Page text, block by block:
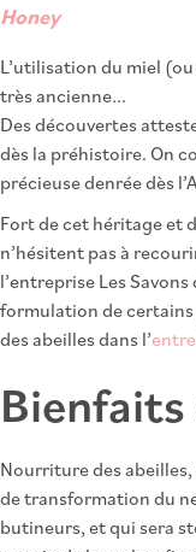
Honey
L’utilisation du miel (ou
très ancienne...
Des découvertes
dès la préhistoire. On
précieuse denrée dès
Fort de cet héritage et
n’hésitent pas à
l’entreprise Les
formulation de
des abeilles dans l’
Nourriture des
de transformation du
butineurs, et qui sera